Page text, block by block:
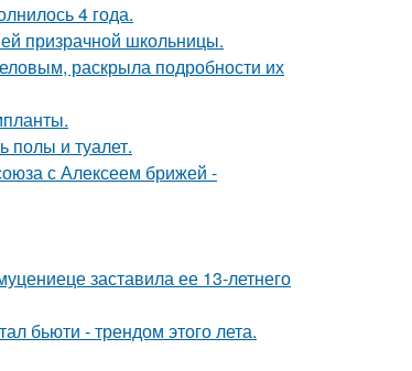
4 года.
призрачной школьницы.
раскрыла подробности их
полы и туалет.
с Алексеем брижей -
заставила ее 13-летнего
бьюти - трендом этого лета.